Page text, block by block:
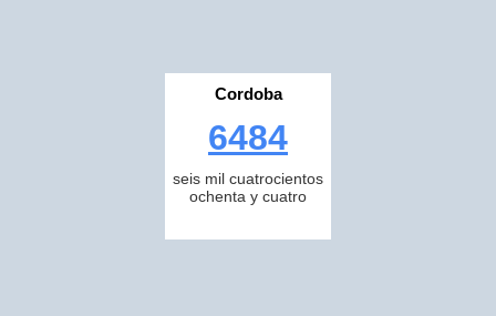
Cordoba
6484
seis mil cuatrocientos
ochenta y cuatro